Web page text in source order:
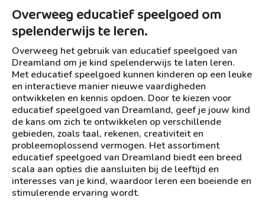
Overweeg educatief speelgoed om
spelenderwijs te leren.
Overweeg het gebruik van educatief speelgoed van
Dreamland om je kind spelenderwijs te laten leren.
Met educatief speelgoed kunnen kinderen op een leuke
en interactieve manier nieuwe vaardigheden
ontwikkelen en kennis opdoen. Door te kiezen voor
educatief speelgoed van Dreamland, geef je jouw kind
de kans om zich te ontwikkelen op verschillende
gebieden, zoals taal, rekenen, creativiteit en
probleemoplossend vermogen. Het assortiment
educatief speelgoed van Dreamland biedt een breed
scala aan opties die aansluiten bij de leeftijd en
interesses van je kind, waardoor leren een boeiende en
stimulerende ervaring wordt.